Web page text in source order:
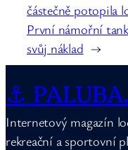
částečně potopila
První námořní
svůj náklad →
⚓
Internetový magazín
rekreační a sportovní